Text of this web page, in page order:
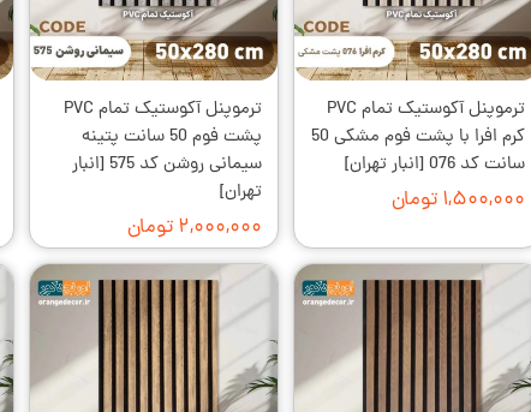
ترموپنل آکوستیک تمام PVC
کرم افرا با پشت فوم مشکی 50
سانت کد 076 [انبار تهران]
۱,۵۰۰,۰۰۰ تومان
ترموپنل آکوستیک تمام PVC
پشت فوم 50 سانت پتینه
سیمانی روشن کد 575 [انبار
تهران]
۲,۰۰۰,۰۰۰ تومان